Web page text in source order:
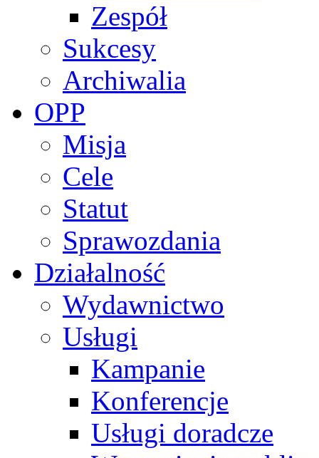
Zespół
Sukcesy
Archiwalia
OPP
Misja
Cele
Statut
Sprawozdania
Działalność
Wydawnictwo
Usługi
Kampanie
Konferencje
Usługi doradcze